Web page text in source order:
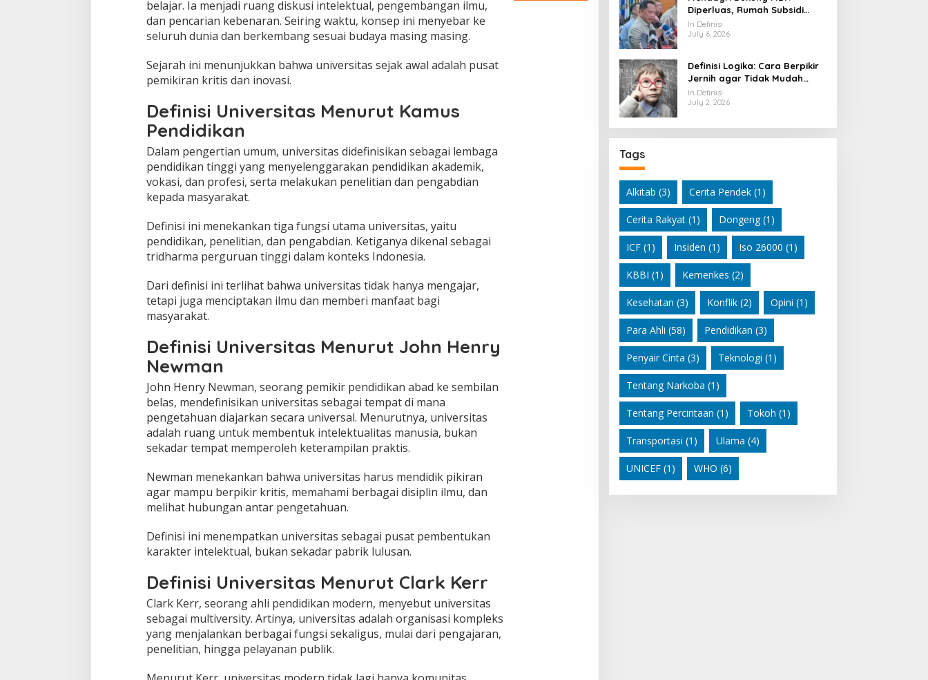
belajar. Ia menjadi ruang diskusi intelektual, pengembangan ilmu,
dan pencarian kebenaran. Seiring waktu, konsep ini menyebar ke
seluruh dunia dan berkembang sesuai budaya masing masing.
Sejarah ini menunjukkan bahwa universitas sejak awal adalah pusat
pemikiran kritis dan inovasi.
Definisi Universitas Menurut Kamus
Pendidikan
Dalam pengertian umum, universitas didefinisikan sebagai lembaga
pendidikan tinggi yang menyelenggarakan pendidikan akademik,
vokasi, dan profesi, serta melakukan penelitian dan pengabdian
kepada masyarakat.
Definisi ini menekankan tiga fungsi utama universitas, yaitu
pendidikan, penelitian, dan pengabdian. Ketiganya dikenal sebagai
tridharma perguruan tinggi dalam konteks Indonesia.
Dari definisi ini terlihat bahwa universitas tidak hanya mengajar,
tetapi juga menciptakan ilmu dan memberi manfaat bagi
masyarakat.
Definisi Universitas Menurut John Henry
Newman
John Henry Newman, seorang pemikir pendidikan abad ke sembilan
belas, mendefinisikan universitas sebagai tempat di mana
pengetahuan diajarkan secara universal. Menurutnya, universitas
adalah ruang untuk membentuk intelektualitas manusia, bukan
sekadar tempat memperoleh keterampilan praktis.
Newman menekankan bahwa universitas harus mendidik pikiran
agar mampu berpikir kritis, memahami berbagai disiplin ilmu, dan
melihat hubungan antar pengetahuan.
Definisi ini menempatkan universitas sebagai pusat pembentukan
karakter intelektual, bukan sekadar pabrik lulusan.
Definisi Universitas Menurut Clark Kerr
Clark Kerr, seorang ahli pendidikan modern, menyebut universitas
sebagai multiversity. Artinya, universitas adalah organisasi kompleks
yang menjalankan berbagai fungsi sekaligus, mulai dari pengajaran,
penelitian, hingga pelayanan publik.
Diperluas, Rumah Subsidi
Dibuka Lebih Lebar
In Definisi
July 6, 2026
Definisi Logika: Cara Berpikir
Jernih agar Tidak Mudah
Terseret Kesimpulan Keliru
In Definisi
July 2, 2026
Tags
Alkitab (3) Cerita Pendek(1)
Cerita Rakyat(1) Dongeng(1)
ICF(1) Insiden (1) Iso 26000 (1)
KBBI (1) Kemenkes (2)
Kesehatan (3) Konflik(2) Opini (1)
Para Ahli (58) Pendidikan (3)
Penyair Cinta (3) Teknologi (1)
Tentang Narkoba (1)
Tentang Percintaan (1) Tokoh (1)
Transportasi (1) Ulama (4)
UNICEF(1) WHO (6)